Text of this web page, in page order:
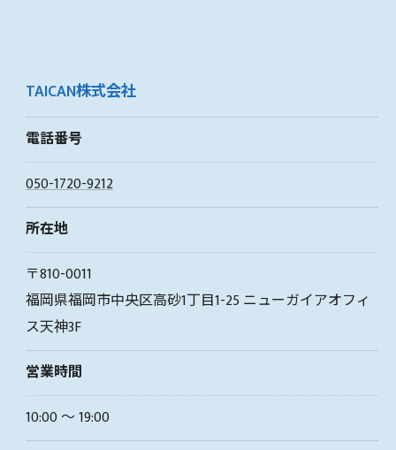
TAICAN株式会社
電話番号
050-1720-9212
所在地
〒810-0011
福岡県福岡市中央区高砂1丁目1-25 ニューガイアオフィ
ス天神3F
営業時間
10:00 〜 19:00